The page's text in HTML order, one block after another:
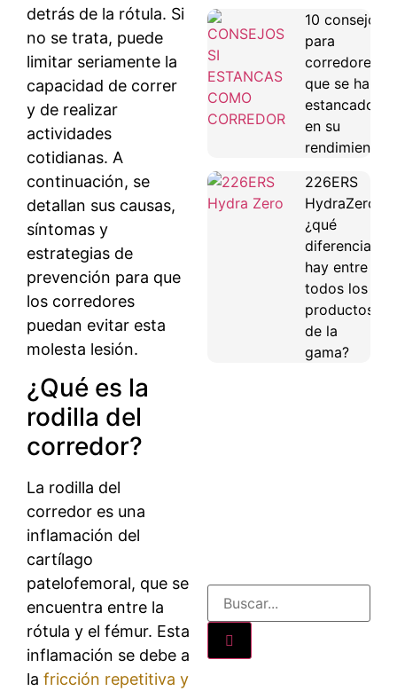
detrás de la rótula. Si
no se trata, puede
limitar seriamente la
capacidad de correr
y de realizar
actividades
cotidianas. A
continuación, se
detallan sus causas,
síntomas y
estrategias de
prevención para que
los corredores
puedan evitar esta
molesta lesión.
¿Qué es la
rodilla del
corredor?
La rodilla del
corredor es una
inflamación del
cartílago
patelofemoral, que se
encuentra entre la
rótula y el fémur. Esta
inflamación se debe a
la fricción repetitiva y
10 consejos
para
corredores
que se han
estancado
en su
rendimiento
226ERS
HydraZero:
¿qué
diferencias
hay entre
todos los
productos
de la
gama?